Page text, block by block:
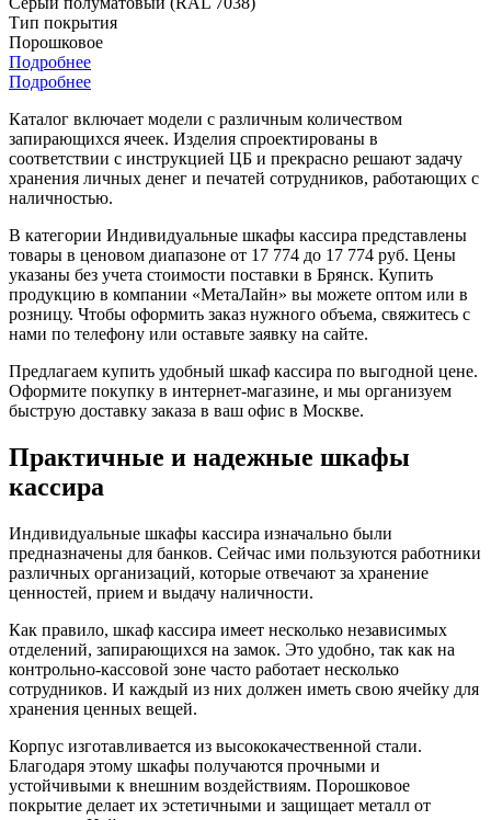
Тип покрытия
Порошковое
Подробнее
Подробнее
Каталог включает модели с различным количеством
запирающихся ячеек. Изделия спроектированы в
соответствии с инструкцией ЦБ и прекрасно решают задачу
хранения личных денег и печатей сотрудников, работающих с
наличностью.
В категории Индивидуальные шкафы кассира представлены
товары в ценовом диапазоне от 17 774 до 17 774 руб. Цены
указаны без учета стоимости поставки в Брянск. Купить
продукцию в компании «МетаЛайн» вы можете оптом или в
розницу. Чтобы оформить заказ нужного объема, свяжитесь с
нами по телефону или оставьте заявку на сайте.
Предлагаем купить удобный шкаф кассира по выгодной цене.
Оформите покупку в интернет-магазине, и мы организуем
быструю доставку заказа в ваш офис в Москве.
Практичные и надежные шкафы
кассира
Индивидуальные шкафы кассира изначально были
предназначены для банков. Сейчас ими пользуются работники
различных организаций, которые отвечают за хранение
ценностей, прием и выдачу наличности.
Как правило, шкаф кассира имеет несколько независимых
отделений, запирающихся на замок. Это удобно, так как на
контрольно-кассовой зоне часто работает несколько
сотрудников. И каждый из них должен иметь свою ячейку для
хранения ценных вещей.
Корпус изготавливается из высококачественной стали.
Благодаря этому шкафы получаются прочными и
устойчивыми к внешним воздействиям. Порошковое
покрытие делает их эстетичными и защищает металл от